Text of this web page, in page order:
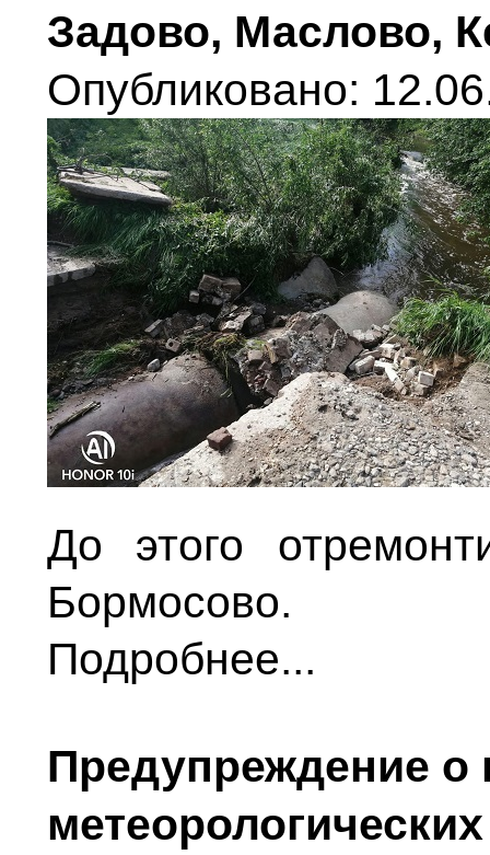
Задово, Маслово,
Опубликовано:
До этого
Бормосово.
Подробнее...
Предупреждение о